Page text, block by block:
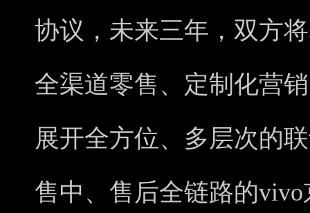
协议，未来三年，双方
全渠道零售、定制化营
展开全方位、多层次的
售中、售后全链路的